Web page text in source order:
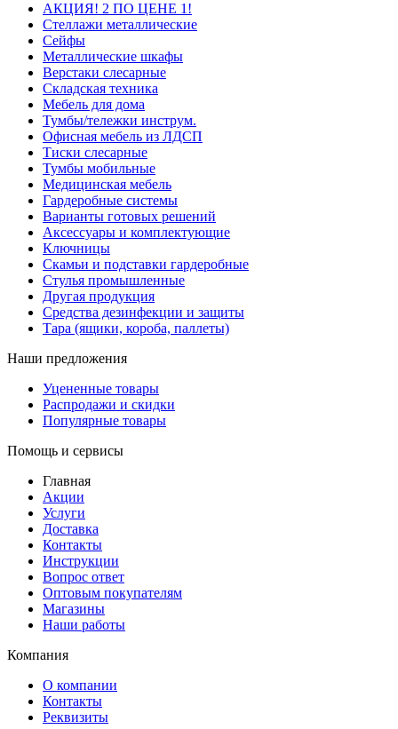
АКЦИЯ! 2 ПО ЦЕНЕ 1!
Стеллажи металлические
Сейфы
Металлические шкафы
Верстаки слесарные
Складская техника
Мебель для дома
Тумбы/тележки инструм.
Офисная мебель из ЛДСП
Тиски слесарные
Тумбы мобильные
Медицинская мебель
Гардеробные системы
Варианты готовых решений
Аксессуары и комплектующие
Ключницы
Скамьи и подставки гардеробные
Стулья промышленные
Другая продукция
Средства дезинфекции и защиты
Тара (ящики, короба, паллеты)
Наши предложения
Уцененные товары
Распродажи и скидки
Популярные товары
Помощь и сервисы
Главная
Акции
Услуги
Доставка
Контакты
Инструкции
Вопрос ответ
Оптовым покупателям
Магазины
Наши работы
Компания
О компании
Контакты
Реквизиты